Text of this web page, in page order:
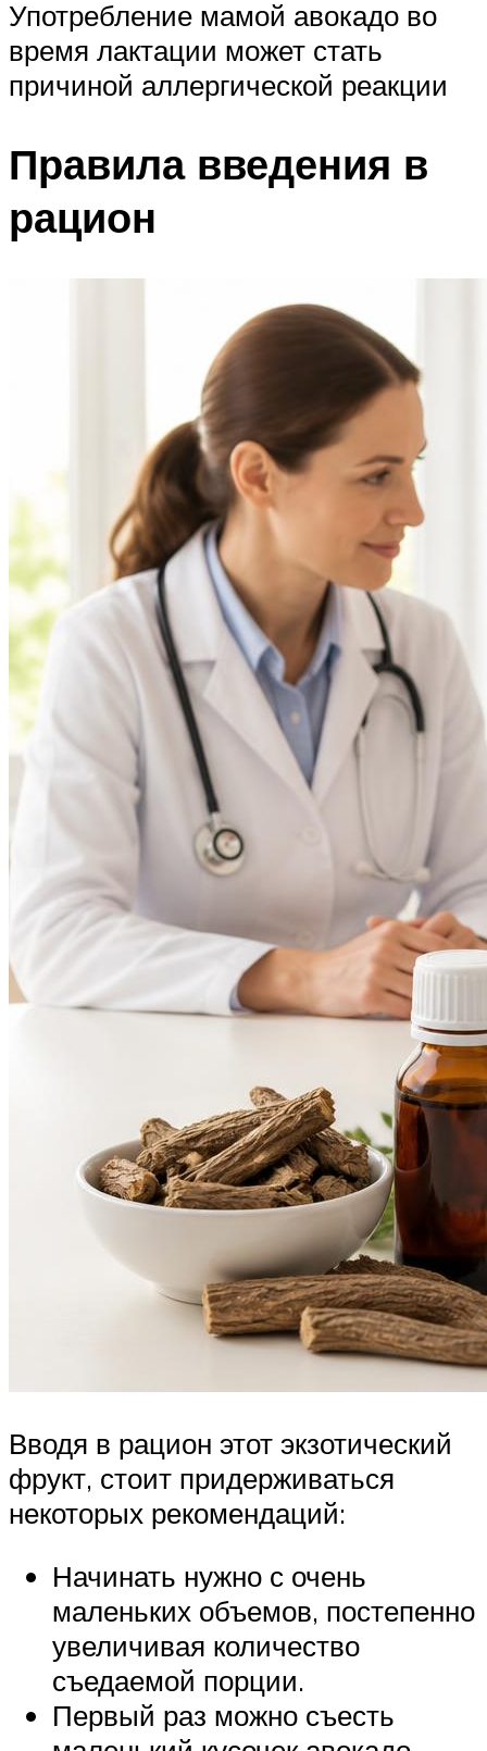
Употребление мамой авокадо во
время лактации может стать
причиной аллергической реакции
Правила введения в
рацион
Вводя в рацион этот экзотический
фрукт, стоит придерживаться
некоторых рекомендаций:
Начинать нужно с очень
маленьких объемов, постепенно
увеличивая количество
съедаемой порции.
Первый раз можно съесть